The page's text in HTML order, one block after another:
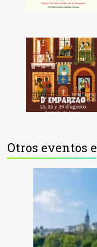
Otros eventos